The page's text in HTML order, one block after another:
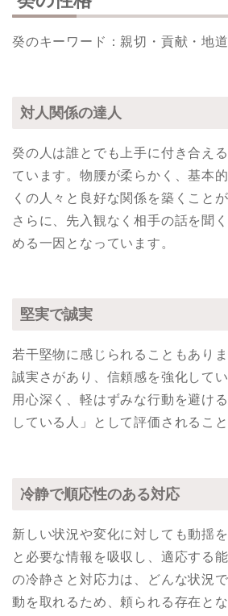
癸のキーワード：親切・貢献・地
対人関係の達人
癸の人は誰とでも上手に付き合え
ています。物腰が柔らかく、基本
くの人々と良好な関係を築くこと
さらに、先入観なく相手の話を聞
める一因となっています。
堅実で誠実
若干堅物に感じられることもあり
誠実さがあり、信頼感を強化して
用心深く、軽はずみな行動を避け
している人」として評価されるこ
冷静で順応性のある対応
新しい状況や変化に対しても動揺
と必要な情報を吸収し、適応する
の冷静さと対応力は、どんな状況
動を取れるため、頼られる存在とな